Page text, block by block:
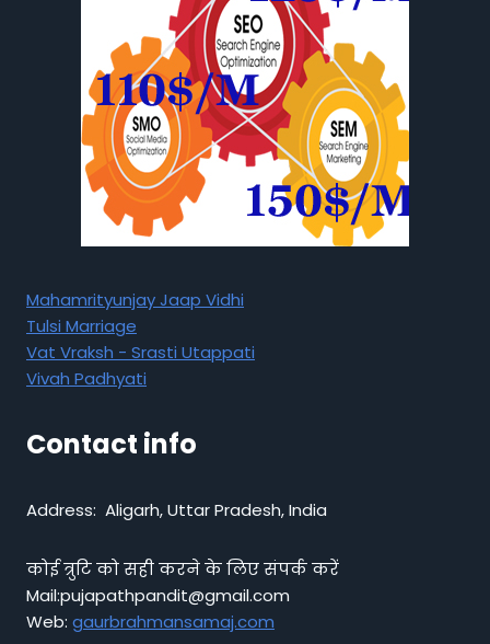
Mahamrityunjay Jaap Vidhi
Tulsi Marriage
Vat Vraksh - Srasti Utappati
Vivah Padhyati
Contact info
Address: Aligarh, Uttar Pradesh, India
कोई त्रुटि को सही करने के लिए संपर्क करें
Mail:pujapathpandit@gmail.com
Web: gaurbrahmansamaj.com